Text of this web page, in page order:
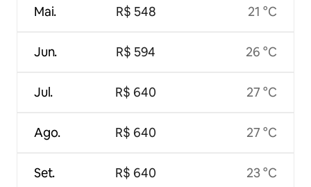
Mai.
Jun.
Jul.
Ago.
Set.
R$ 548
R$ 594
R$ 640
R$ 640
R$ 640
21 °C
26 °C
27 °C
27 °C
23 °C